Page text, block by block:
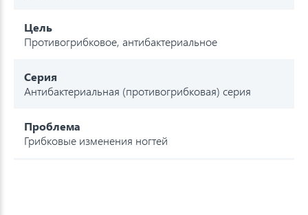
Цель
Противогрибковое, антибактериальное
Серия
Антибактериальная (противогрибковая) серия
Проблема
Грибковые изменения ногтей